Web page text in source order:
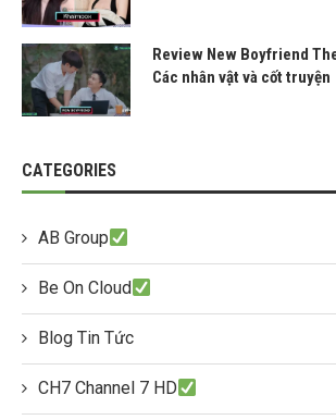
Review New Boyfriend
Các nhân vật và cốt truyện
CATEGORIES
AB Group
Be On Cloud
Blog Tin Tức
CH7 Channel 7 HD